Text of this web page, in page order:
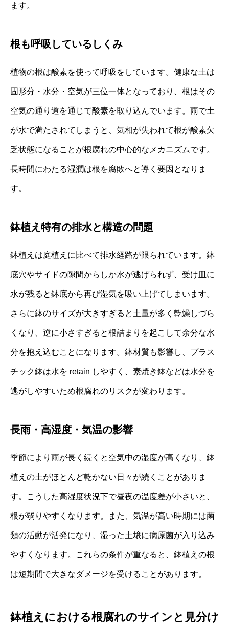
ます。
根も呼吸しているしくみ
植物の根は酸素を使って呼吸をしています。健康な土は
固形分・水分・空気が三位一体となっており、根はその
空気の通り道を通じて酸素を取り込んでいます。雨で土
が水で満たされてしまうと、気相が失われて根が酸素欠
乏状態になることが根腐れの中心的なメカニズムです。
長時間にわたる湿潤は根を腐敗へと導く要因となりま
す。
鉢植え特有の排水と構造の問題
鉢植えは庭植えに比べて排水経路が限られています。鉢
底穴やサイドの隙間からしか水が逃げられず、受け皿に
水が残ると鉢底から再び湿気を吸い上げてしまいます。
さらに鉢のサイズが大きすぎると土量が多く乾燥しづら
くなり、逆に小さすぎると根詰まりを起こして余分な水
分を抱え込むことになります。鉢材質も影響し、プラス
チック鉢は水を retain しやすく、素焼き鉢などは水分を
逃がしやすいため根腐れのリスクが変わります。
長雨・高湿度・気温の影響
季節により雨が長く続くと空気中の湿度が高くなり、鉢
植えの土がほとんど乾かない日々が続くことがありま
す。こうした高湿度状況下で昼夜の温度差が小さいと、
根が弱りやすくなります。また、気温が高い時期には菌
類の活動が活発になり、湿った土壌に病原菌が入り込み
やすくなります。これらの条件が重なると、鉢植えの根
は短期間で大きなダメージを受けることがあります。
鉢植えにおける根腐れのサインと見分け